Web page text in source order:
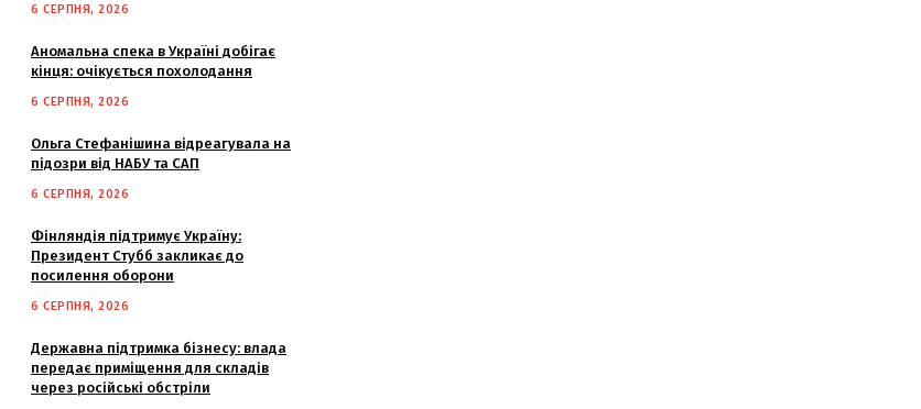
6 СЕРПНЯ, 2026
Аномальна спека в Україні добігає
кінця: очікується похолодання
6 СЕРПНЯ, 2026
Ольга Стефанішина відреагувала на
підозри від НАБУ та САП
6 СЕРПНЯ, 2026
Фінляндія підтримує Україну:
Президент Стубб закликає до
посилення оборони
6 СЕРПНЯ, 2026
Державна підтримка бізнесу: влада
передає приміщення для складів
через російські обстріли